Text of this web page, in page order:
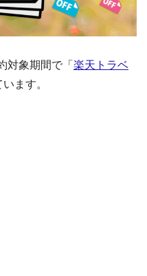
対象期間で「 楽天トラベ
ます。